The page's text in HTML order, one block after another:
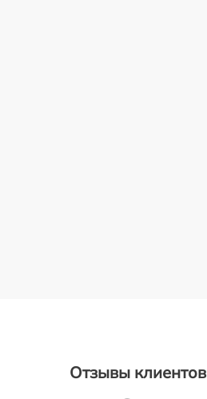
Отзывы клиентов